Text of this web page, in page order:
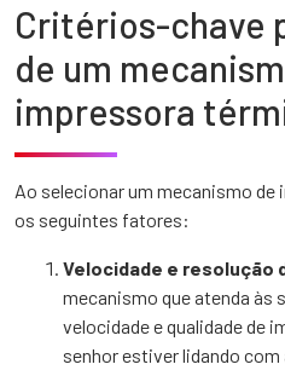
Critérios-chave
de um
impressora
Ao selecionar um mecanismo
os seguintes fatores:
Velocidade e resolução
mecanismo que atenda às
velocidade e qualidade de
senhor estiver lidando